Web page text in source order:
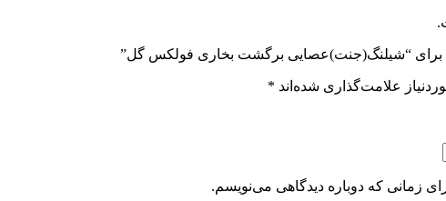
برای “شیلنگ(جنت)عصایی برگشت بخاری فولکس گل”
علامت‌گذاری شده‌اند *
زمانی که دوباره دیدگاهی می‌نویسم.